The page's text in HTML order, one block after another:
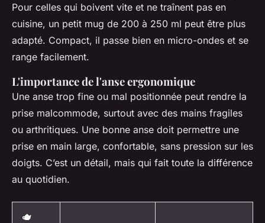
Pour celles qui boivent vite et ne traînent pas en
cuisine, un petit mug de 200 à 250 ml peut être plus
adapté. Compact, il passe bien en micro-ondes et se
range facilement.
L'importance de l'anse ergonomique
Une anse trop fine ou mal positionnée peut rendre la
prise malcommode, surtout avec des mains fragiles
ou arthritiques. Une bonne anse doit permettre une
prise en main large, confortable, sans pression sur les
doigts. C’est un détail, mais qui fait toute la différence
au quotidien.
🫖